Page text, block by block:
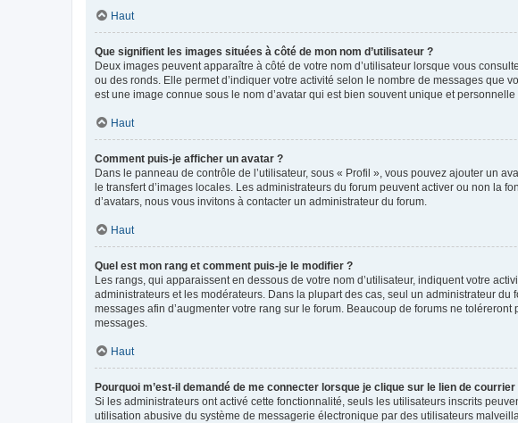
Haut
Que signifient les images situées à côté de mon nom d’utilisateur ?
Deux images peuvent apparaître à côté de votre nom d’utilisateur lorsque vous
ou des ronds. Elle permet d’indiquer votre activité selon le nombre de messages que
est une image connue sous le nom d’avatar qui est bien souvent unique et personnelle
Haut
Comment puis-je afficher un avatar ?
Dans le panneau de contrôle de l’utilisateur, sous « Profil », vous pouvez ajouter un
le transfert d’images locales. Les administrateurs du forum peuvent activer ou non la
d’avatars, nous vous invitons à contacter un administrateur du forum.
Haut
Quel est mon rang et comment puis-je le modifier ?
Les rangs, qui apparaissent en dessous de votre nom d’utilisateur, indiquent votre
administrateurs et les modérateurs. Dans la plupart des cas, seul un administrateur
messages afin d’augmenter votre rang sur le forum. Beaucoup de forums ne
messages.
Haut
Pourquoi m’est-il demandé de me connecter lorsque je clique sur le lien de
Si les administrateurs ont activé cette fonctionnalité, seuls les utilisateurs inscrits
utilisation abusive du système de messagerie électronique par des utilisateurs